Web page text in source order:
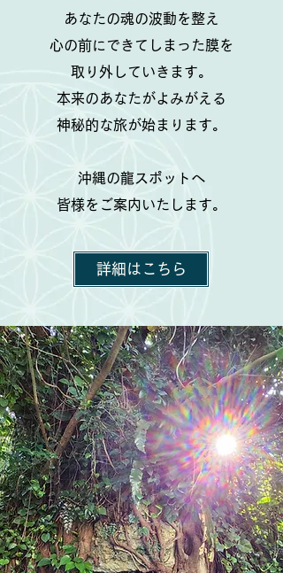
あなたの魂の波動を整え
心の前にできてしまった膜を
取り外していきます。
本来のあなたがよみがえる
​神秘的な旅が始まります。
沖縄の龍スポットへ
皆様をご案内いたします。
詳細はこちら